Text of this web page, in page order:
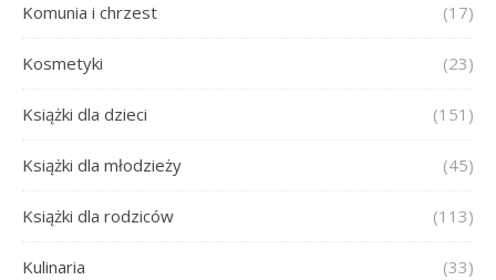
Komunia i chrzest (17)
Kosmetyki (23)
Książki dla dzieci (151)
Książki dla młodzieży (45)
Książki dla rodziców (113)
Kulinaria (33)